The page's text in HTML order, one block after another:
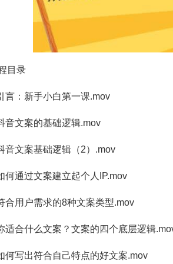
目录
言：新手小白第一课.mov
音文案的基础逻辑.mov
音文案基础逻辑（2）.mov
何通过文案建立起个人IP.mov
合用户需求的8种文案类型.mov
适合什么文案？文案的四个底层逻辑
何写出符合自己特点的好文案.mov